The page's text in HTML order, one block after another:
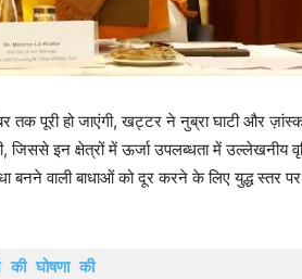
तक पूरी हो जाएंगी, खट्टर ने नुब्रा घाटी और
इन क्षेत्रों में ऊर्जा उपलब्धता में उल्लेखनीय
बनने वाली बाधाओं को दूर करने के लिए युद्ध स्तर
घोषणा की